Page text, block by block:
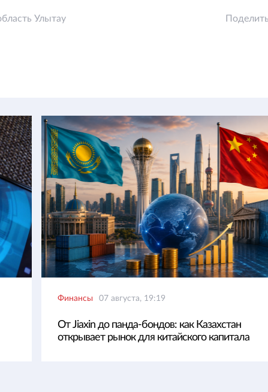
Улытау
Финансы 07 августа, 19:19
От Jiaxin до панда-бондов: как Казахстан
открывает рынок для китайского капитала